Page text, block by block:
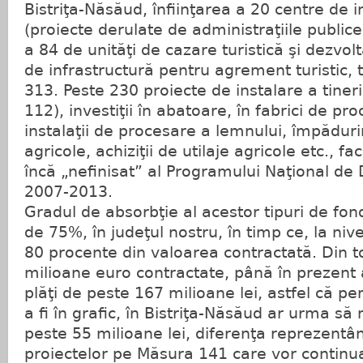
Bistriţa-Năsăud, înfiinţarea a 20 centre de
(proiecte derulate de administraţiile
a 84 de unităţi de cazare turistică şi
de infrastructură pentru agrement turistic,
313. Peste 230 proiecte de instalare a
112), investiţii în abatoare, în fabrici de
instalaţii de procesare a lemnului,
agricole, achiziţii de utilaje agricole etc.,
încă „nefinisat” al Programului Naţional de
2007-2013.
Gradul de absorbţie al acestor tipuri de
de 75%, în judeţul nostru, în timp ce, la
80 procente din valoarea contractată. Din
milioane euro contractate, până în prezent
plăţi de peste 167 milioane lei, astfel că
a fi în grafic, în Bistriţa-Năsăud ar urma să
peste 55 milioane lei, diferenţa
proiectelor pe Măsura 141 care vor